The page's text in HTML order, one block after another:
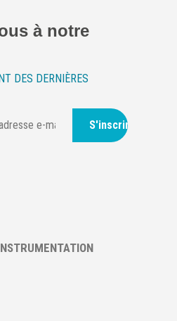
à notre
DES DERNIÈRES
S'inscrire